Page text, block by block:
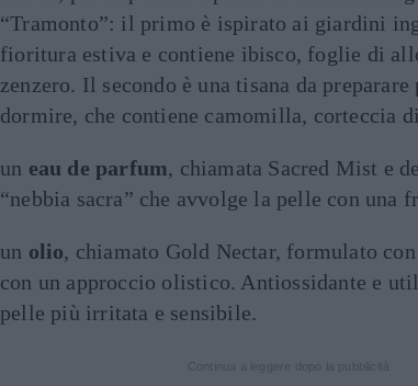
“Tramonto”: il primo è ispirato ai giardini
fioritura estiva e contiene ibisco, foglie di
zenzero. Il secondo è una tisana da
dormire, che contiene camomilla, corteccia
un eau de parfum, chiamata Sacred Mist e
“nebbia sacra” che avvolge la pelle con una
un olio, chiamato Gold Nectar, formulato
con un approccio olistico. Antiossidante e
pelle più irritata e sensibile.